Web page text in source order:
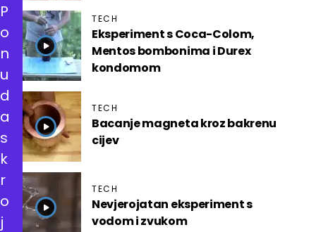
TECH
Eksperiment s Coca-Colom,
Mentos bombonima i Durex
kondomom
TECH
Bacanje magneta kroz bakrenu
cijev
TECH
Nevjerojatan eksperiment s
vodom i zvukom
P
o
n
u
d
a
s
k
r
o
j